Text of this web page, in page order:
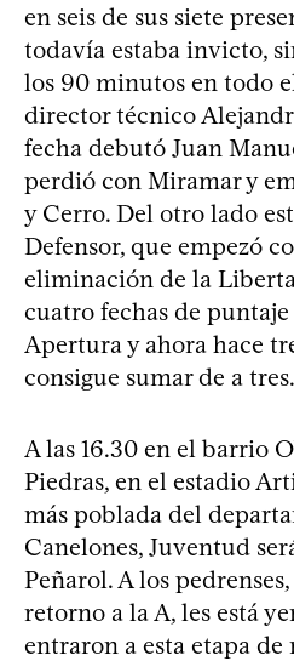
en seis de sus siete
todavía estaba invicto,
los 90 minutos en todo
director técnico
fecha debutó Juan
perdió con Miramar y
y Cerro. Del otro lado
Defensor, que empezó
eliminación de la
cuatro fechas de
Apertura y ahora hace
consigue sumar de a tres.
A las 16.30 en el barrio
Piedras, en el estadio
más poblada del
Canelones, Juventud
Peñarol. A los
retorno a la A, les está
entraron a esta etapa de